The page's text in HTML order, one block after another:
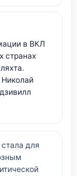
в ВКЛ
странах
для